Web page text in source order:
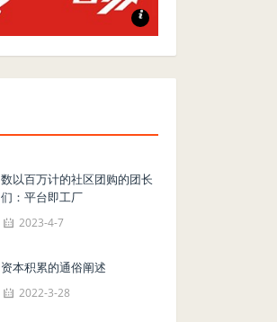
志愿者招募
数以百万计的社区团购的团长
们：平台即工厂
2023-4-7
资本积累的通俗阐述
2022-3-28